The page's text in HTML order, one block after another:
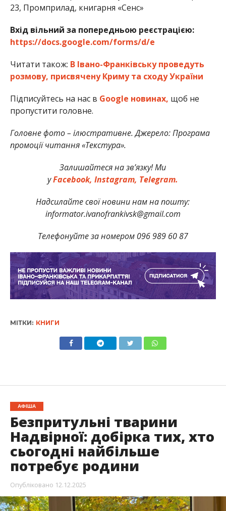
23, Промприлад, книгарня «Сенс»
Вхід вільний за попередньою реєстрацією:
https://docs.google.com/forms/d/e
Читати також: В Івано-Франківську проведуть
розмову, присвячену Криму та сходу України
Підписуйтесь на нас в Google новинах, щоб не
пропустити головне.
Головне фото – ілюстративне. Джерело: Програма
промоції читання «Текстура».
Залишайтеся на зв’язку! Ми
уFacebook, Instagram, Telegram.
Надсилайте свої новини нам на пошту:
informator.ivanofrankivsk@gmail.com
Телефонуйте за номером 096 989 60 87
МІТКИ: КНИГИ
АФІША
Безпритульні тварини
Надвірної: добірка тих, хто
сьогодні найбільше
потребує родини
Опубліковано 12.12.2025